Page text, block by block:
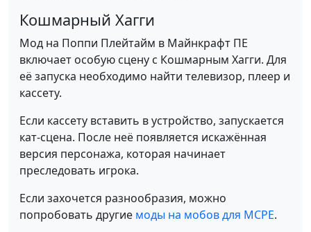
Кошмарный Хагги
Мод на Поппи Плейтайм в Майнкрафт ПЕ
включает особую сцену с Кошмарным Хагги. Для
её запуска необходимо найти телевизор, плеер и
кассету.
Если кассету вставить в устройство, запускается
кат-сцена. После неё появляется искажённая
версия персонажа, которая начинает
преследовать игрока.
Если захочется разнообразия, можно
попробовать другие моды на мобов для MCPE.